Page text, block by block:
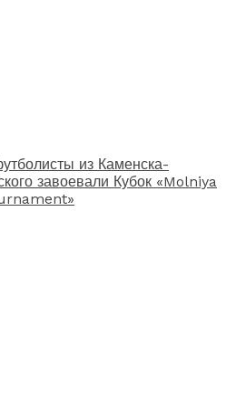
из Каменска-
завоевали Кубок «Molniya